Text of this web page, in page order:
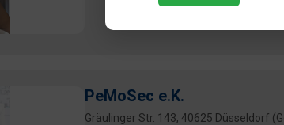
PeMoSec e.K.
Gräulinger Str. 143, 40625 Düsseldorf